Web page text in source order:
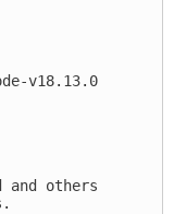
v18.13.0
and others